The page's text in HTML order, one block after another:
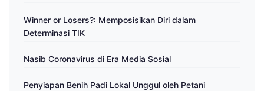
Winner or Losers?: Memposisikan Diri dalam
Determinasi TIK
Nasib Coronavirus di Era Media Sosial
Penyiapan Benih Padi Lokal Unggul oleh Petani